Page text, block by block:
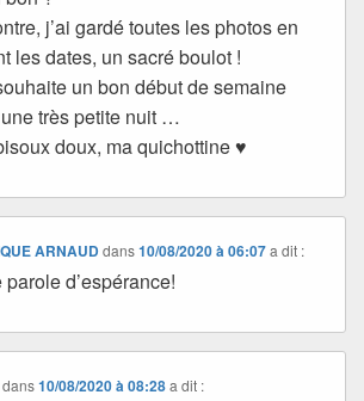
j’ai gardé toutes les photos en
les dates, un sacré boulot !
un bon début de semaine
très petite nuit …
doux, ma quichottine ♥
ARNAUDdans10/08/2020 à 06:07 a dit :
parole d’espérance!
dans10/08/2020 à 08:28 a dit :